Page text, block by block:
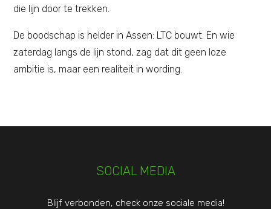
die lijn door te trekken.
De boodschap is helder in Assen: LTC bouwt. En wie
zaterdag langs de lijn stond, zag dat dit geen loze
ambitie is, maar een realiteit in wording.
SOCIAL MEDIA
Blijf verbonden, check onze sociale media!